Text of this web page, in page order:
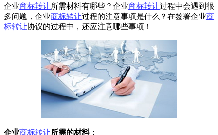
企业商标转让所需材料有哪些？企业商标转让过程中会遇到很
多问题，企业商标转让过程的注意事项是什么？在签署企业商
标转让协议的过程中，还应注意哪些事项！
企业商标转让所需的材料：